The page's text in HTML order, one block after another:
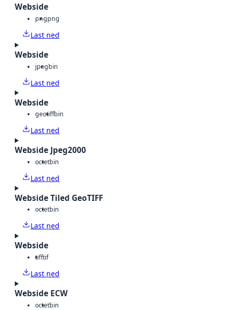
Webside
pngpng
Last ned
Webside
jpegbin
Last ned
Webside
geotiffbin
Last ned
Webside Jpeg2000
octetbin
Last ned
Webside Tiled GeoTIFF
octetbin
Last ned
Webside
tifftif
Last ned
Webside ECW
octetbin